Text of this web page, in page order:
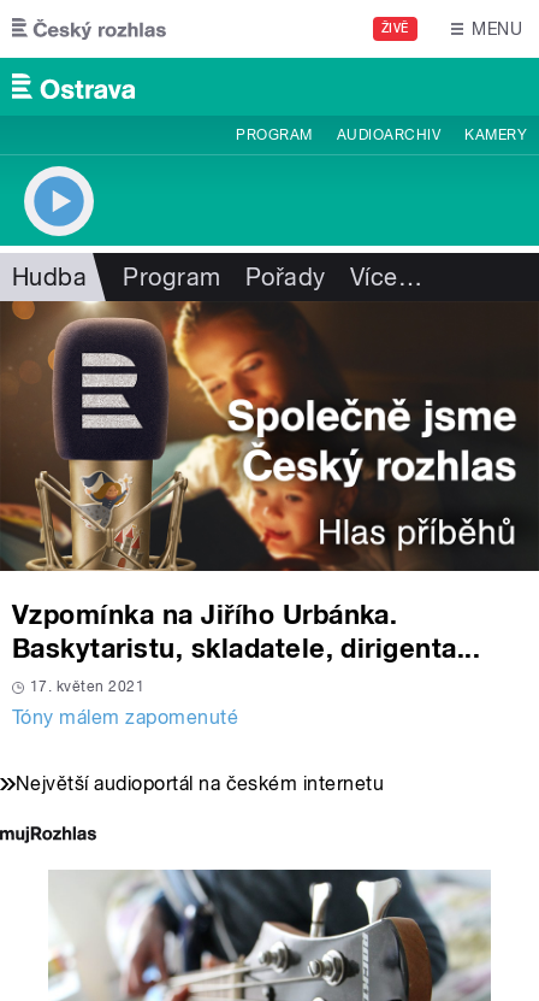
Přejít k hlavnímu obsahu
ŽIVĚ MENU
PROGRAM AUDIOARCHIV KAMERY
Hudba Program Pořady Více…
Vzpomínka na Jiřího Urbánka.
Baskytaristu, skladatele, dirigenta...
17. květen 2021
Tóny málem zapomenuté
Největší audioportál na českém internetu